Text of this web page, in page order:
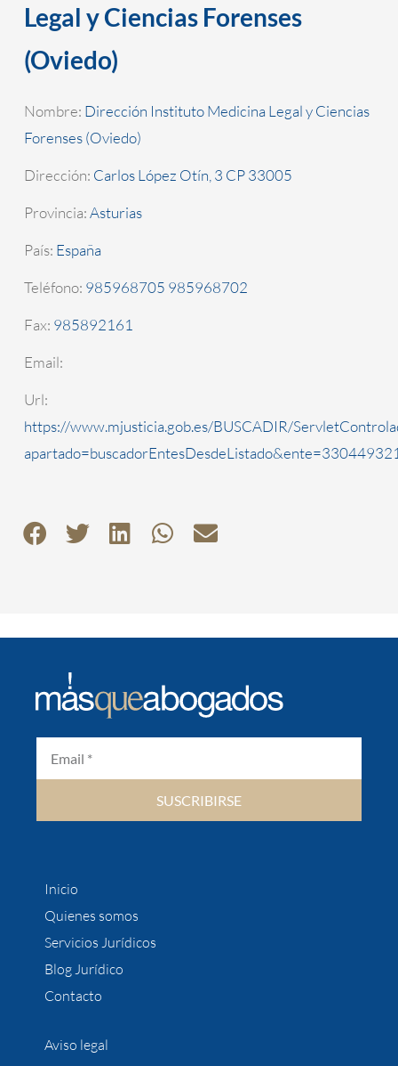
Legal y Ciencias Forenses
(Oviedo)
Nombre: Dirección Instituto Medicina Legal y Ciencias
Forenses (Oviedo)
Dirección: Carlos López Otín, 3 CP 33005
Provincia:Asturias
País: España
Teléfono: 985968705 985968702
Fax: 985892161
Email:
Url:
https://www.mjusticia.gob.es/BUSCADIR/
SUSCRIBIRSE
Inicio
Quienes somos
Servicios Jurídicos
Blog Jurídico
Contacto
Aviso legal